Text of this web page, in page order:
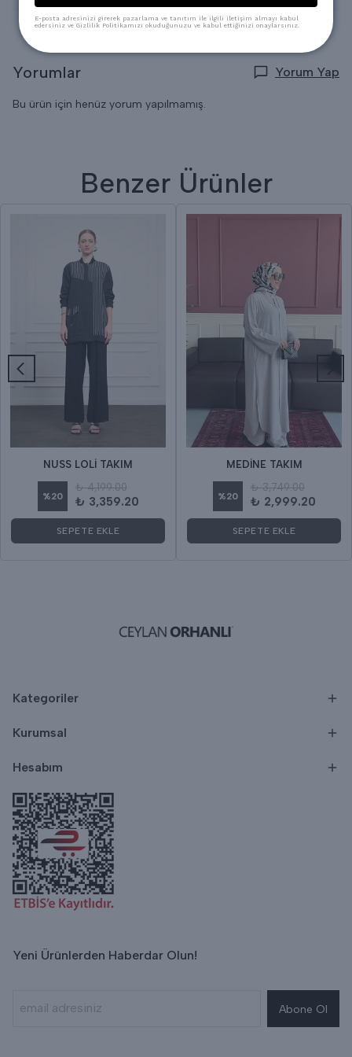
Yorumlar Yorum Yap
Bu ürün için henüz yorum yapılmamış.
Benzer Ürünler
NUSS LOLİ TAKIM
%20
₺ 4,199.00
₺ 3,359.20
SEPETE EKLE
MEDİNE TAKIM
%20
₺ 3,749.00
₺ 2,999.20
SEPETE EKLE
Kategoriler
Kurumsal
Hesabım
Yeni Ürünlerden Haberdar Olun!
Abone Ol
E-posta adresinizi girerek pazarlama ve tanıtım ile ilgili iletişim almayı kabul
edersiniz ve Gizlilik Politikamızı okuduğunuzu ve kabul ettiğinizi onaylarsınız.